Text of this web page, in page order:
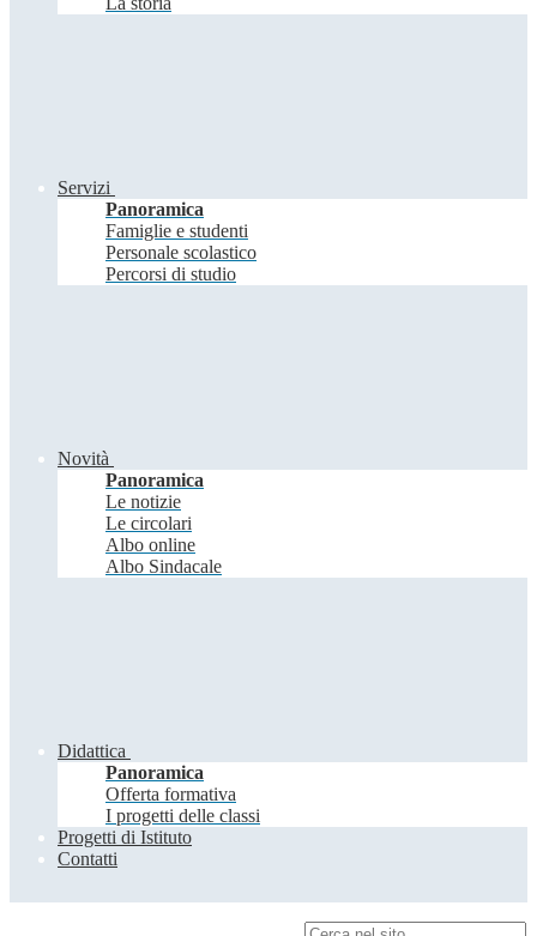
Servizi
Panoramica
Famiglie e studenti
Personale scolastico
Percorsi di studio
Novità
Panoramica
Le notizie
Le circolari
Albo online
Albo Sindacale
Didattica
Panoramica
Offerta formativa
I progetti delle classi
Progetti di Istituto
Contatti